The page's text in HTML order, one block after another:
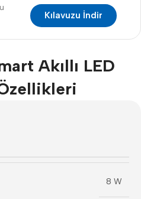
Kılavuzu İndir
Akıllı LED
8 W